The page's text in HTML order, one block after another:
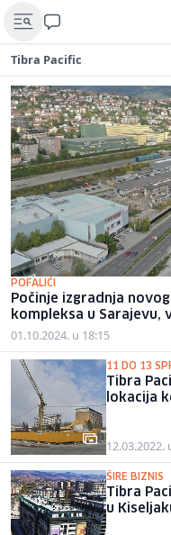
Tibra Pacific
POFALIĆI
Počinje izgradnja
kompleksa u Sarajevu,
01.10.2024. u 18:15
11 DO 13
Tibra
lokacija
12.03.2022.
ŠIRE BIZNIS
Tibra
u